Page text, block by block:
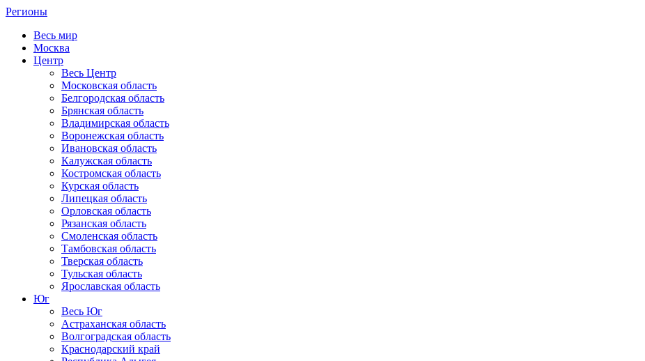
Регионы
Весь мир
Москва
Центр
Весь Центр
Московская область
Белгородская область
Брянская область
Владимирская область
Воронежская область
Ивановская область
Калужская область
Костромская область
Курская область
Липецкая область
Орловская область
Рязанская область
Смоленская область
Тамбовская область
Тверская область
Тульская область
Ярославская область
Юг
Весь Юг
Астраханская область
Волгоградская область
Краснодарский край